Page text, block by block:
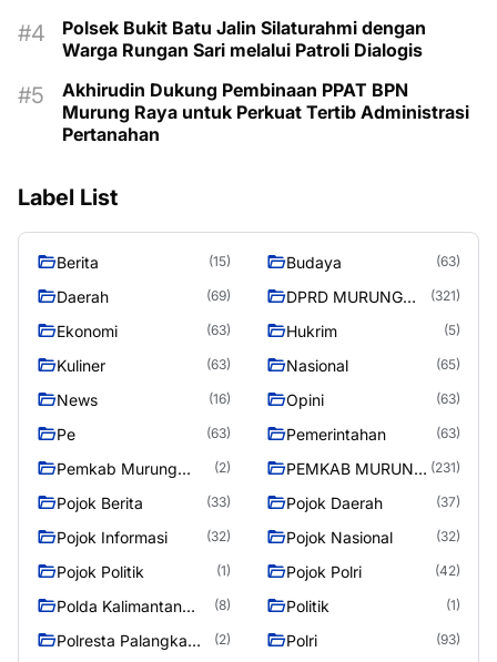
Polsek Bukit Batu Jalin Silaturahmi dengan
Warga Rungan Sari melalui Patroli Dialogis
Akhirudin Dukung Pembinaan PPAT BPN
Murung Raya untuk Perkuat Tertib Administrasi
Pertanahan
Label List
Berita (15) Budaya (63)
Daerah (69)
DPRD MURUNG
(321)
Ekonomi (63) Hukrim (5)
Kuliner (63) Nasional (65)
News (16) Opini (63)
Pe (63) Pemerintahan (63)
Pemkab Murung
(2)
PEMKAB MURUNG (231)
Pojok Berita (33) Pojok Daerah (37)
Pojok Informasi (32) Pojok Nasional (32)
Pojok Politik (1) Pojok Polri (42)
Polda Kalimantan
(8) Politik (1)
Polresta Palangka
(2) Polri (93)